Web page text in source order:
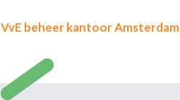
VvE beheer kantoor Amsterdam